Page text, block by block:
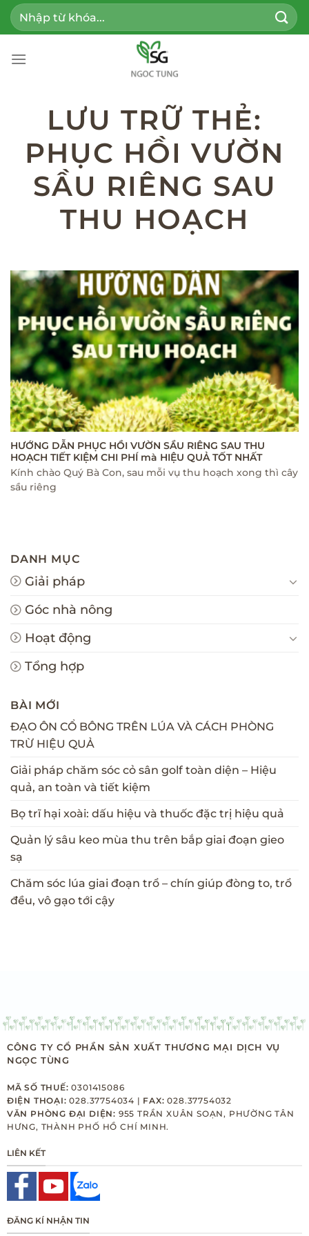
Bỏ
qua
dung
Tìm
kiếm:
LƯU TRỮ THẺ:
PHỤC HỒI VƯỜN
SẦU RIÊNG SAU
THU HOẠCH
HƯỚNG DẪN PHỤC HỒI VƯỜN SẦU RIÊNG SAU THU
HOẠCH TIẾT KIỆM CHI PHÍ mà HIỆU QUẢ TỐT NHẤT
Kính chào Quý Bà Con, sau mỗi vụ thu hoạch xong thì cây
sầu riêng
DANH MỤC
Giải pháp
Góc nhà nông
Hoạt động
Tổng hợp
BÀI MỚI
ĐẠO ÔN CỔ BÔNG TRÊN LÚA VÀ CÁCH PHÒNG
TRỪ HIỆU QUẢ
Giải pháp chăm sóc cỏ sân golf toàn diện – Hiệu
quả, an toàn và tiết kiệm
Bọ trĩ hại xoài: dấu hiệu và thuốc đặc trị hiệu quả
Quản lý sâu keo mùa thu trên bắp giai đoạn gieo
sạ
Chăm sóc lúa giai đoạn trổ – chín giúp đòng to, trổ
đều, vô gạo tới cậy
CÔNG TY CỔ PHẦN SẢN XUẤT THƯƠNG MẠI DỊCH VỤ
NGỌC TÙNG
MÃ SỐ THUẾ: 0301415086
ĐIỆN THOẠI: 028.37754034 | FAX: 028.37754032
VĂN PHÒNG ĐẠI DIỆN: 955 TRẦN XUÂN SOẠN, PHƯỜNG TÂN
HƯNG, THÀNH PHỐ HỒ CHÍ MINH.
LIÊN KẾT
ĐĂNG KÍ NHẬN TIN